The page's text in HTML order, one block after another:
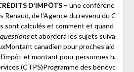
D’IMPÔTS– une conférence du
Renaud, de l’Agence du revenu du
calculés et comment et quand nous
et abordera les sujets suivants
canadien pour proches
et montant pour personnes
(CTPS)Programme des